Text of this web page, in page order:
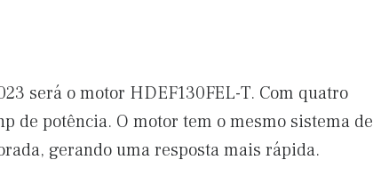
será o motor HDEF130FEL-T. Com quatro
de potência. O motor tem o mesmo sistema de
gerando uma resposta mais rápida.